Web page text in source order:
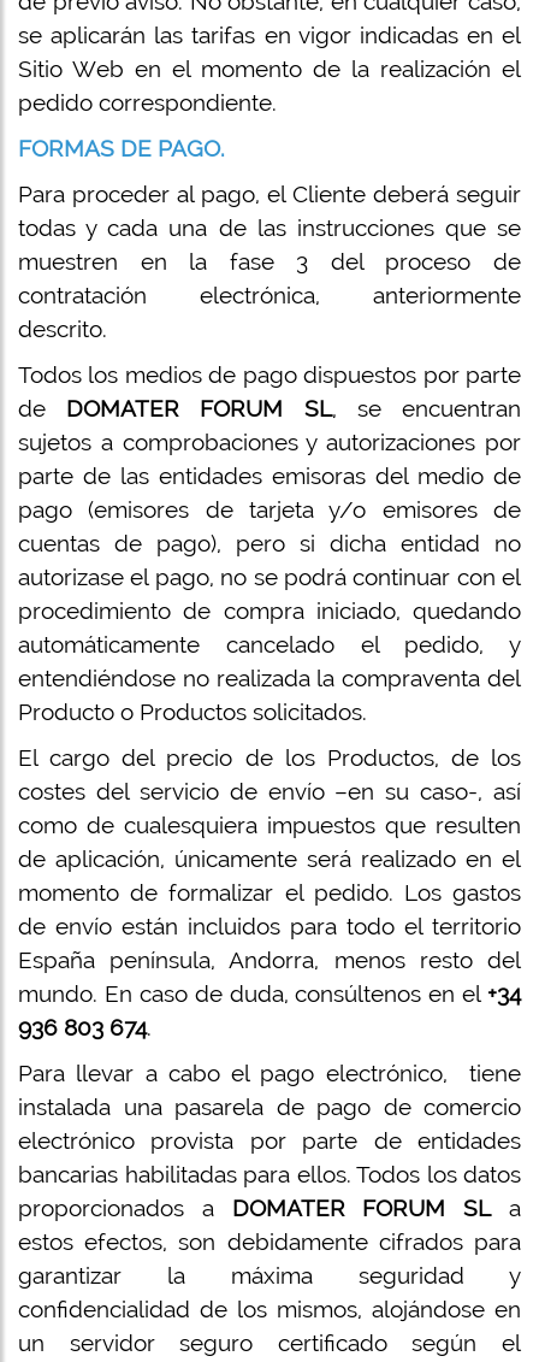
se aplicarán las tarifas en vigor indicadas en el
Sitio Web en el momento de la realización el
pedido correspondiente.
FORMAS DE PAGO.
Para proceder al pago, el Cliente deberá seguir
todas y cada una de las instrucciones que se
muestren en la fase 3 del proceso de
contratación electrónica, anteriormente
descrito.
Todos los medios de pago dispuestos por parte
de DOMATER FORUM SL, se encuentran
sujetos a comprobaciones y autorizaciones por
parte de las entidades emisoras del medio de
pago (emisores de tarjeta y/o emisores de
cuentas de pago), pero si dicha entidad no
autorizase el pago, no se podrá continuar con el
procedimiento de compra iniciado, quedando
automáticamente cancelado el pedido, y
entendiéndose no realizada la compraventa del
Producto o Productos solicitados.
El cargo del precio de los Productos, de los
costes del servicio de envío –en su caso-, así
como de cualesquiera impuestos que resulten
de aplicación, únicamente será realizado en el
momento de formalizar el pedido. Los gastos
de envío están incluidos para todo el territorio
España península, Andorra, menos resto del
mundo. En caso de duda, consúltenos en el +34
936 803 674.
Para llevar a cabo el pago electrónico, tiene
instalada una pasarela de pago de comercio
electrónico provista por parte de entidades
bancarias habilitadas para ellos. Todos los datos
proporcionados a DOMATER FORUM SLa
estos efectos, son debidamente cifrados para
garantizar la máxima seguridad y
confidencialidad de los mismos, alojándose en
un servidor seguro certificado según el